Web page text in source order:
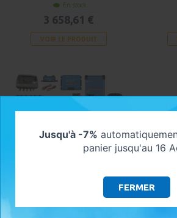
En stock
3 658,61 €
VOIR LE PRODUIT
KIT SOLAIRE HORS RÉSEAU
AUTONOME 3000W - LITHIUM
Jusqu'à -7%
panier jusqu'au 16
FERMER